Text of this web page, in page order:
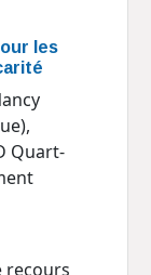
les
Quart-
recours